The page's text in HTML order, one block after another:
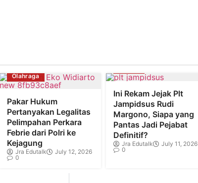
Olahraga
Pakar Hukum
Pertanyakan Legalitas
Pelimpahan Perkara
Febrie dari Polri ke
Kejagung
Jra Edutalk
July 12, 2026
0
Ini Rekam Jejak Plt
Jampidsus Rudi
Margono, Siapa yang
Pantas Jadi Pejabat
Definitif?
Jra Edutalk
July 11, 2026
0